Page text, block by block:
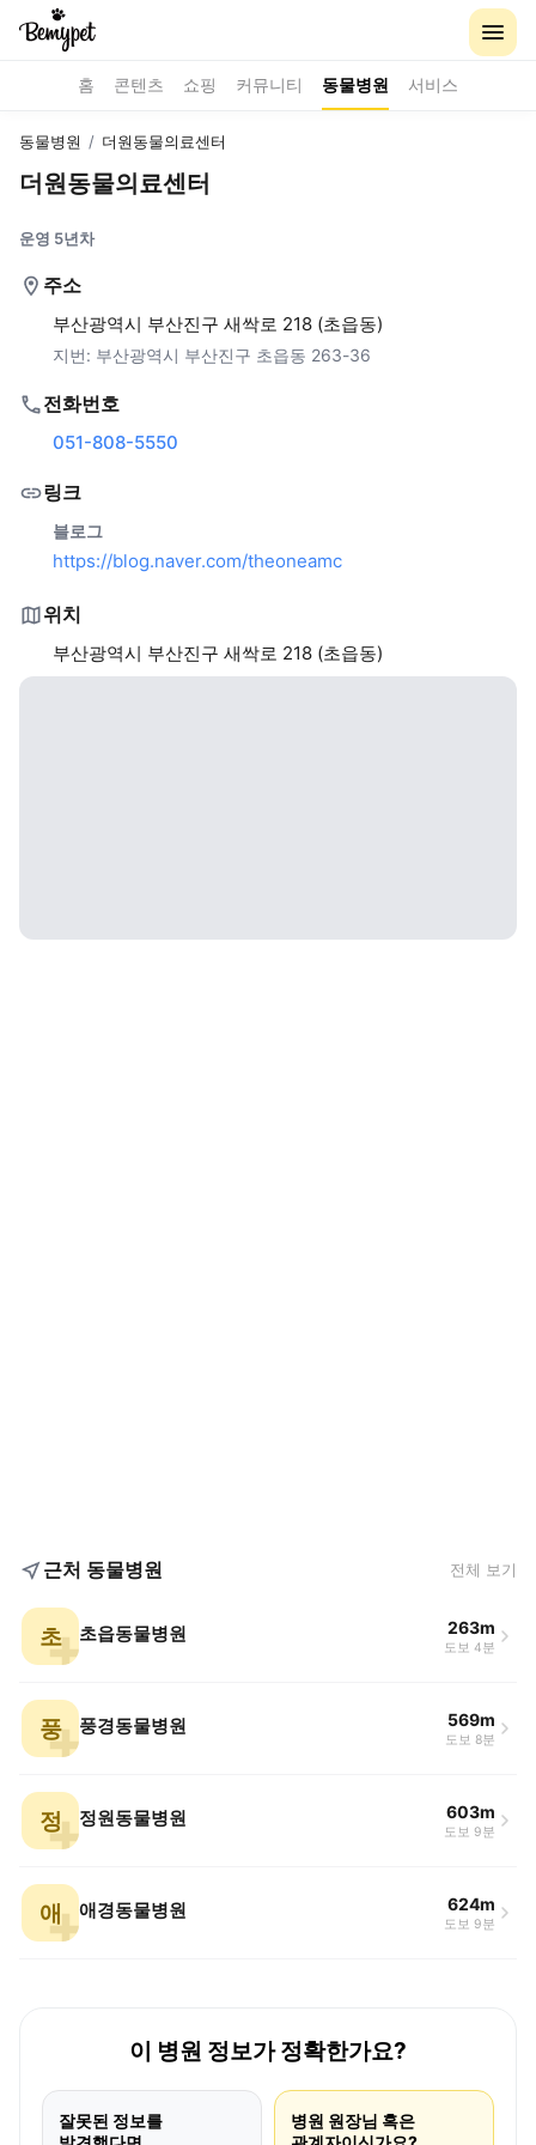
홈 콘텐츠 쇼핑 커뮤니티 동물병원 서비스
동물병원 / 더원동물의료센터
더원동물의료센터
운영 5년차
주소
부산광역시 부산진구 새싹로 218 (초읍동)
지번: 부산광역시 부산진구 초읍동 263-36
전화번호
051-808-5550
링크
블로그
https://blog.naver.com/theoneamc
위치
부산광역시 부산진구 새싹로 218 (초읍동)
근처 동물병원 전체 보기
초 초읍동물병원 263m
도보 4분
풍 풍경동물병원 569m
도보 8분
정 정원동물병원 603m
도보 9분
애 애경동물병원 624m
도보 9분
이 병원 정보가 정확한가요?
잘못된 정보를
병원 원장님 혹은